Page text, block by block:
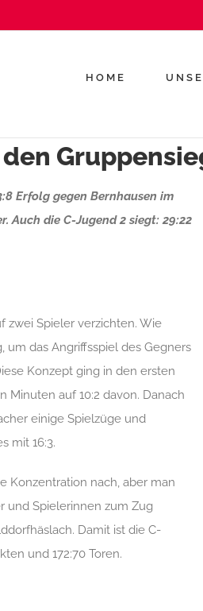
HOME
Erfolg gegen Bernhausen im
Auch die C-Jugend 2 siegt: 29:22
zwei Spieler verzichten. Wie
um das Angriffsspiel des Gegners
Konzept ging in den ersten
Minuten auf 10:2 davon. Danach
einige Spielzüge und
mit 16:3.
Konzentration nach, aber man
und Spielerinnen zum Zug
Damit ist die C-
und 172:70 Toren.